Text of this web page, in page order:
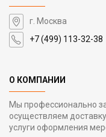
г. Москва
+7 (499) 113-32-38
О КОМПАНИИ
Мы профессионально
осуществляем
услуги оформления